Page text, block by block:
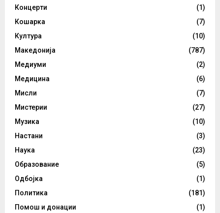
Концерти
(1)
Кошарка
(7)
Култура
(10)
Македонија
(787)
Медиуми
(2)
Медицина
(6)
Мисли
(7)
Мистерии
(27)
Музика
(10)
Настани
(3)
Наука
(23)
Образование
(5)
Одбојка
(1)
Политика
(181)
Помош и донации
(1)